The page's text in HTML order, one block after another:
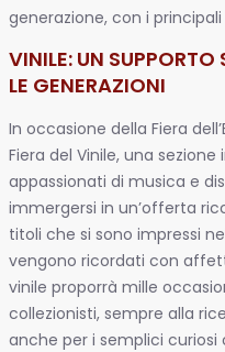
generazione, con i
VINILE: UN
LE GENERAZIONI
In occasione della Fiera
Fiera del Vinile, una
appassionati di musica e
immergersi in un’offerta
titoli che si sono impressi
vengono ricordati con
vinile proporrà mille
collezionisti, sempre alla
anche per i semplici